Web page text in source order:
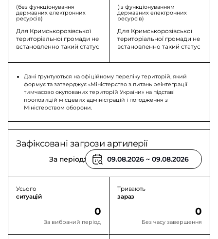
(без функціонування
державних електронних
ресурсів)
Для Кримськорозівської
територіальної громади не
встановленно такий статус
(із функціонуванням
державних електронних
ресурсів)
Для Кримськорозівської
територіальної громади не
встановленно такий статус
Дані ґрунтуються на офіційному переліку територій, який
формує та затверджує «Міністерство з питань реінтеграції
тимчасово окупованих територій України» на підставі
пропозицій місцевих адміністрацій і погодження з
Міністерством оборони.
Зафіксовані загрози артилерії
За період:
Усього
ситуацій
0
За вибраний період
Тривають
зараз
0
Без часу завершення